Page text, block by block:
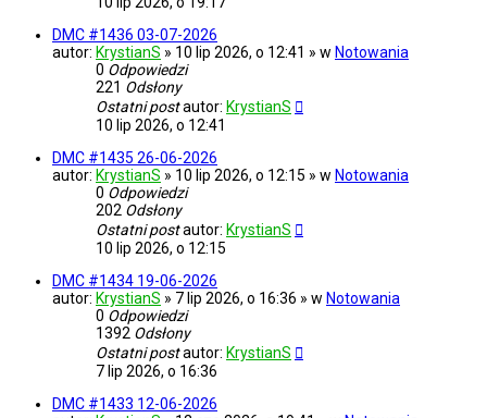
DMC #1436 03-07-2026
autor: KrystianS » 10 lip 2026, o 12:41 » w Notowania
0 Odpowiedzi
221 Odsłony
Ostatni postautor: KrystianS
10 lip 2026, o 12:41
DMC #1435 26-06-2026
autor: KrystianS » 10 lip 2026, o 12:15 » w Notowania
0 Odpowiedzi
202 Odsłony
Ostatni postautor: KrystianS
10 lip 2026, o 12:15
DMC #1434 19-06-2026
autor: KrystianS » 7 lip 2026, o 16:36 » w Notowania
0 Odpowiedzi
1392 Odsłony
Ostatni postautor: KrystianS
7 lip 2026, o 16:36
DMC #1433 12-06-2026